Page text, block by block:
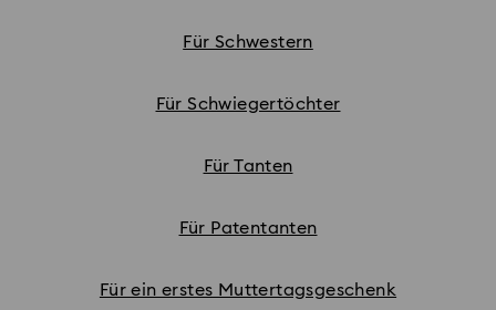
Für Schwestern
Für Schwiegertöchter
Für Tanten
Für Patentanten
Für ein erstes Muttertagsgeschenk